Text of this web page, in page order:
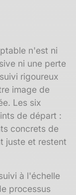
n'est ni
ni une perte
rigoureux
image de
Les six
de départ :
concrets de
juste et restent
à l'échelle
processus